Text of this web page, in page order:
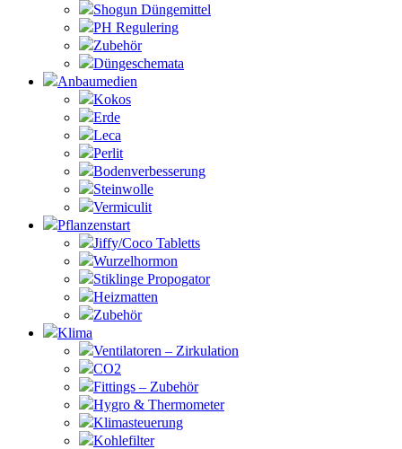
Shogun Düngemittel
PH Regulering
Zubehör
Düngeschemata
Anbaumedien
Kokos
Erde
Leca
Perlit
Bodenverbesserung
Steinwolle
Vermiculit
Pflanzenstart
Jiffy/Coco Tabletts
Wurzelhormon
Stiklinge Propogator
Heizmatten
Zubehör
Klima
Ventilatoren – Zirkulation
CO2
Fittings – Zubehör
Hygro & Thermometer
Klimasteuerung
Kohlefilter